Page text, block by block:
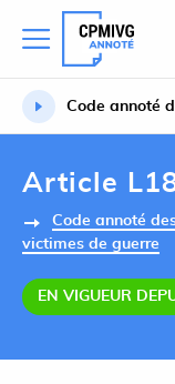
Code annoté
Article
Code annoté
victimes de guerre
EN VIGUEUR